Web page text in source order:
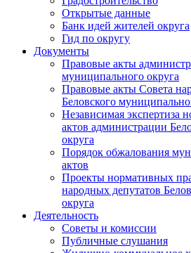
Открытые данные
Банк идей жителей округа
Гид по округу
Документы
Правовые акты
муниципального округа
Правовые акты Совета
Беловского
Независимая экспертиза
актов администрации
округа
Порядок обжалования
актов
Проекты нормативных
народных депутатов
округа
Деятельность
Советы и комиссии
Публичные слушания